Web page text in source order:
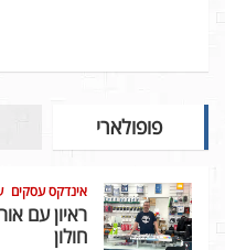
פופולארי
אינדקס עסקים
ראיון עם
חולון